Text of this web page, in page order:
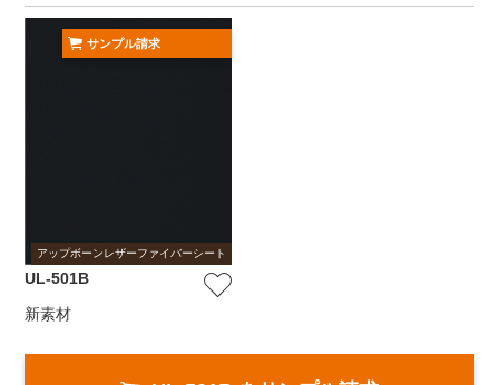
サンプル請求
アップボーンレザーファイバーシート
UL-501B
新素材